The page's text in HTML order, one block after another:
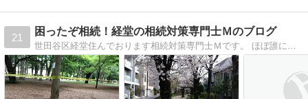
21
困ったぞ相続！経堂の相続対策専門士Ｍのブログ